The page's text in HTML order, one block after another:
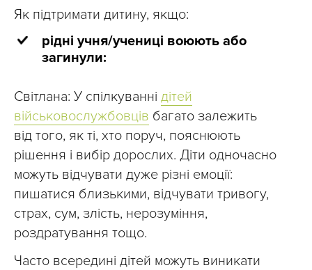
Як підтримати дитину, якщо:
рідні учня/учениці воюють або
загинули:
Світлана: У спілкуванні дітей
військовослужбовців багато залежить
від того, як ті, хто поруч, пояснюють
рішення і вибір дорослих. Діти одночасно
можуть відчувати дуже різні емоції:
пишатися близькими, відчувати тривогу,
страх, сум, злість, нерозуміння,
роздратування тощо.
Часто всередині дітей можуть виникати